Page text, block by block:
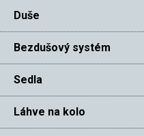
Duše
Bezdušový systém
Sedla
Láhve na kolo